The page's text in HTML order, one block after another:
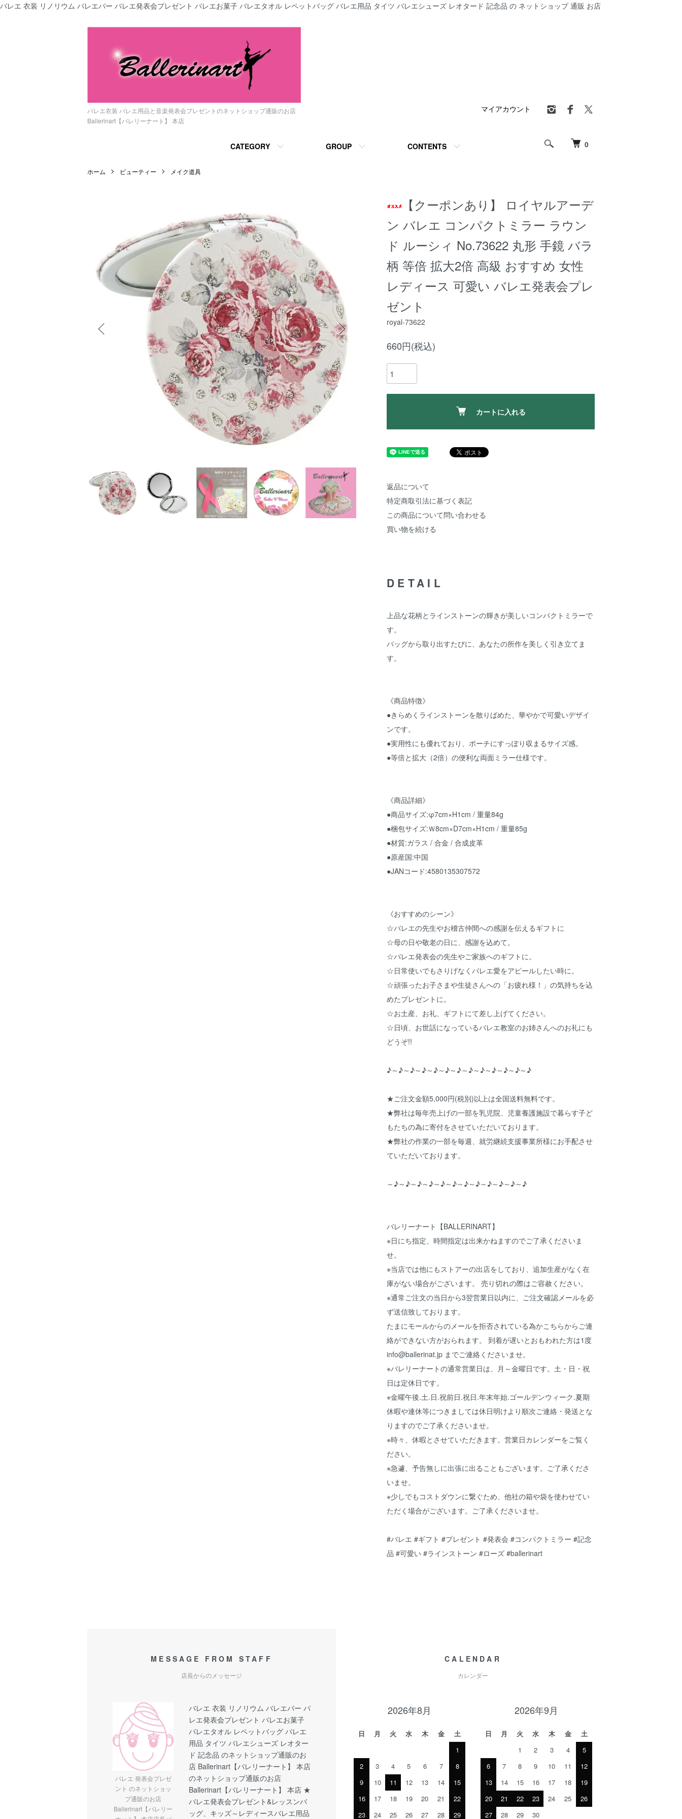
バレエ 衣装 リノリウム バレエバー バレエ発表会プレゼント バレエお菓子 バレエタオル レペットバッグ バレエ用品 タイツ バレエシューズ レオタード 記念品 の ネットショップ 通販 お店
バレエ衣装 バレエ用品と音楽発表会プレゼントのネットショップ通販のお店
Ballerinart【バレリーナート】 本店
0
CATEGORY GROUP CONTENTS
マイアカウント
ホーム ビューティー メイク道具
【クーポンあり】 ロイヤルアーデ
ン バレエ コンパクトミラー ラウン
ド ルーシィ No.73622 丸形 手鏡 バラ
柄 等倍 拡大2倍 高級 おすすめ 女性
レディース 可愛い バレエ発表会プレ
ゼント
royal-73622
660円(税込)
カートに入れる
返品について
特定商取引法に基づく表記
この商品について問い合わせる
買い物を続ける
DETAIL
上品な花柄とラインストーンの輝きが美しいコンパクトミラーで
す。
バッグから取り出すたびに、あなたの所作を美しく引き立てま
す。
《商品特徴》
●きらめくラインストーンを散りばめた、華やかで可愛いデザイ
ンです。
●実用性にも優れており、ポーチにすっぽり収まるサイズ感。
●等倍と拡大（2倍）の便利な両面ミラー仕様です。
《商品詳細》
●商品サイズ:φ7cm×H1cm / 重量84g
●梱包サイズ:Ｗ8cm×D7cm×H1cm / 重量85g
●材質:ガラス / 合金 / 合成皮革
●原産国:中国
●JANコード:4580135307572
《おすすめのシーン》
☆バレエの先生やお稽古仲間への感謝を伝えるギフトに
☆母の日や敬老の日に、感謝を込めて。
☆バレエ発表会の先生やご家族へのギフトに。
☆日常使いでもさりげなくバレエ愛をアピールしたい時に。
☆頑張ったお子さまや生徒さんへの「お疲れ様！」の気持ちを込
めたプレゼントに。
☆お土産、お礼、ギフトにて差し上げてください。
☆日頃、お世話になっているバレエ教室のお姉さんへのお礼にも
どうぞ!!
♪～♪～♪～♪～♪～♪～♪～♪～♪～♪～♪～♪～♪
★ご注文金額5,000円(税別)以上は全国送料無料です。
★弊社は毎年売上げの一部を乳児院、児童養護施設で暮らす子ど
もたちの為に寄付をさせていただいております。
★弊社の作業の一部を毎週、就労継続支援事業所様にお手配させ
ていただいております。
～♪～♪～♪～♪～♪～♪～♪～♪～♪～♪～♪～♪
バレリーナート【BALLERINART】
※日にち指定、時間指定は出来かねますのでご了承くださいま
せ。
※当店では他にもストアーの出店をしており、追加生産がなく在
庫がない場合がございます。 売り切れの際はご容赦ください。
※通常ご注文の当日から3翌営業日以内に、ご注文確認メールを必
ず送信致しております。
たまにモールからのメールを拒否されている為かこちらからご連
絡ができない方がおられます。 到着が遅いとおもわれた方は1度
info@ballerinat.jp までご連絡くださいませ。
※バレリーナートの通常営業日は、月～金曜日です。土・日・祝
日は定休日です。
※金曜午後.土.日.祝前日.祝日.年末年始.ゴールデンウィーク.夏期
休暇や連休等につきましては休日明けより順次ご連絡・発送とな
りますのでご了承くださいませ。
※時々、休暇とさせていただきます。営業日カレンダーをご覧く
ださい。
※急遽、予告無しに出張に出ることもございます。ご了承くださ
いませ。
※少しでもコストダウンに繋ぐため、他社の箱や袋を使わせてい
ただく場合がございます。ご了承くださいませ。
#バレエ #ギフト #プレゼント #発表会 #コンパクトミラー #記念
品 #可愛い #ラインストーン #ローズ #ballerinart
MESSAGE FROM STAFF
店長からのメッセージ
バレエ 発表会プレゼ
ント のネットショッ
プ通販のお店
Ballerinart【バレリー
バレエ 衣装 リノリウム バレエバー バ
レエ発表会プレゼント バレエお菓子
バレエタオル レペットバッグ バレエ
用品 タイツ バレエシューズ レオター
ド 記念品 のネットショップ通販のお
店 Ballerinart【バレリーナート】 本店
のネットショップ通販のお店
Ballerinart【バレリーナート】 本店 ★
バレエ発表会プレゼント&レッスンバ
ッグ、キッズ～レディースバレエ用品
CALENDAR
カレンダー
2026年8月
日 月 火 水 木 金
土
1
2
3 4 5 6 7
8
9
10 11 12 13 14
15
16
17 18 19 20 21
22
23
24 25 26 27 28 29
2026年9月
日 月 火 水 木 金
土
1
2 3 4
5
6
7 8 9 10 11
12
13
14 15 16 17 18
19
20
21 22 23 24 25
26
27
28 29 30